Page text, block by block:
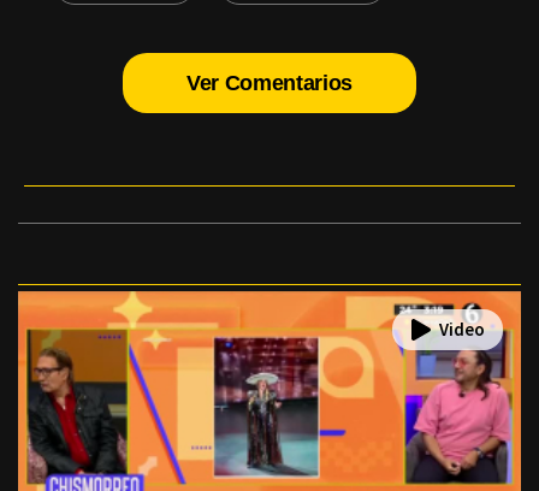
Ver Comentarios